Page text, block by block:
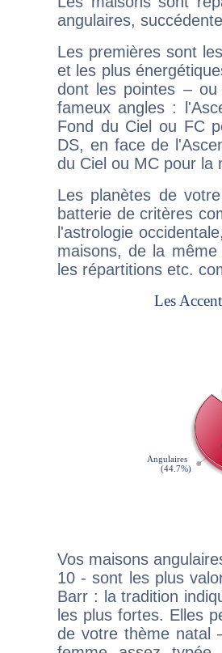
angulaires,
Les premières sont
et les plus
dont les pointes –
fameux angles :
Fond du Ciel ou FC
DS, en face de
du Ciel ou MC pour la
Les planètes de
batterie de critères
l'astrologie
maisons, de la
les répartitions etc.
Vos maisons
10 - sont les plus
Barr : la tradition
les plus fortes. Elles
de votre thème natal